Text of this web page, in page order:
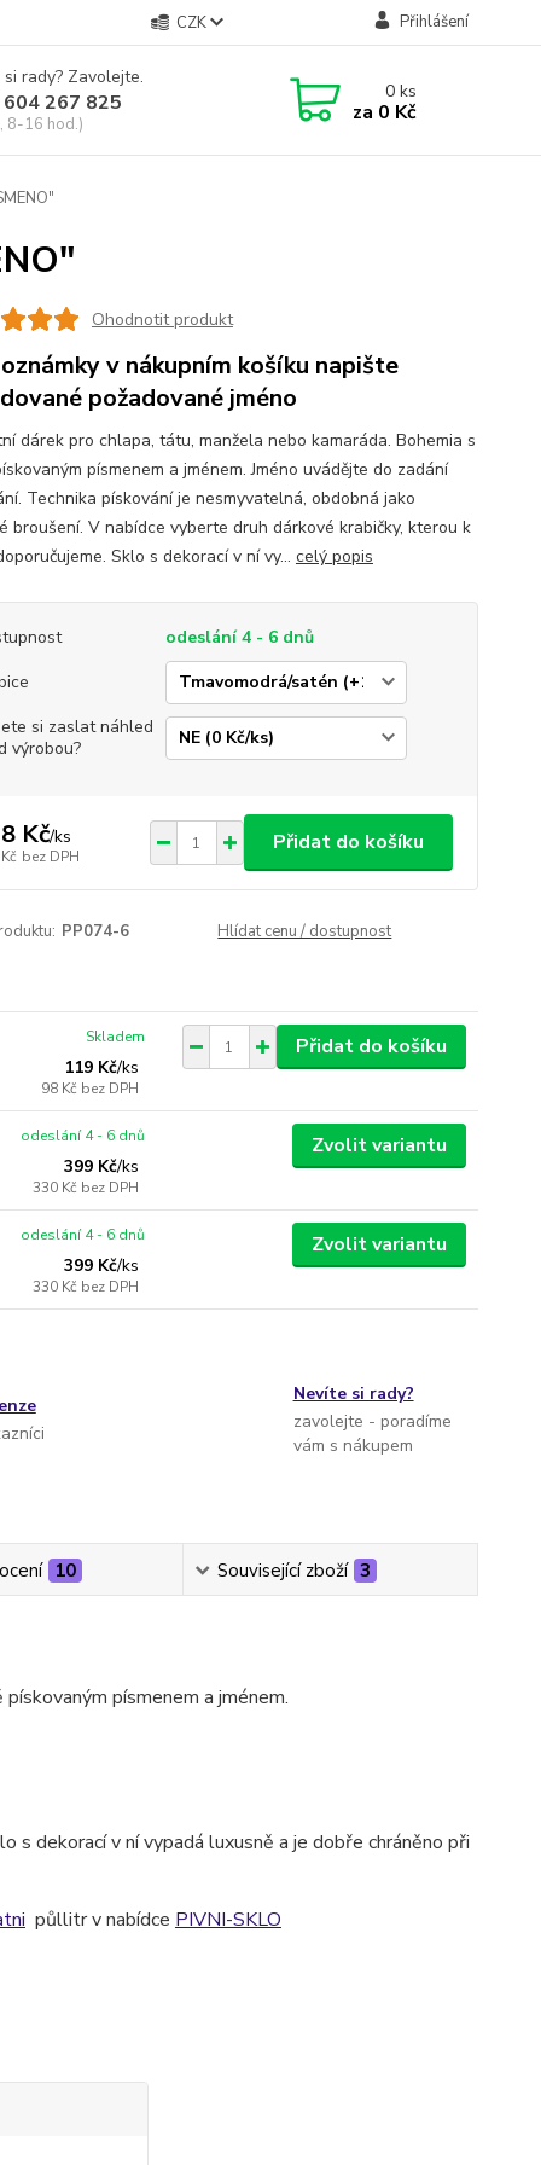
CZK Přihlášení
rady? Zavolejte.
267 825
8-16 hod.)
0ks
za 0 Kč
Ohodnotit produkt
v nákupním košíku napište
požadované jméno
dárek pro chlapa, tátu, manžela nebo kamaráda. Bohemia s
písmenem a jménem. Jméno uvádějte do zadání
Technika pískování je nesmyvatelná, obdobná jako
broušení. V nabídce vyberte druh dárkové krabičky, kterou k
Sklo s dekorací v ní vy... celý popis
odeslání 4 - 6 dnů
si zaslat náhled
výrobou?
Kč/ks
bez DPH
Přidat do košíku
PP074-6 Hlídat cenu / dostupnost
119 Kč/ks
98 Kč bez DPH
Skladem Přidat do košíku
399 Kč/ks
330 Kč bez DPH
odeslání 4 - 6 dnů Zvolit variantu
399 Kč/ks
330 Kč bez DPH
odeslání 4 - 6 dnů Zvolit variantu
Nevíte si rady?
zavolejte - poradíme
vám s nákupem
10 Související zboží 3
pískovaným písmenem a jménem.
s dekorací v ní vypadá luxusně a je dobře chráněno při
půllitr v nabídce PIVNI-SKLO